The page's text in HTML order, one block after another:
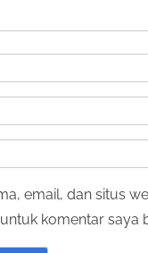
email, dan situs
komentar saya